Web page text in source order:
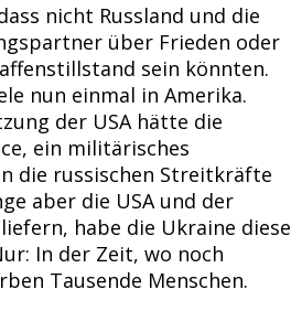
nicht Russland und die
über Frieden oder
sein könnten.
nun einmal in Amerika.
der USA hätte die
ein militärisches
die russischen Streitkräfte
aber die USA und der
habe die Ukraine diese
In der Zeit, wo noch
Tausende Menschen.